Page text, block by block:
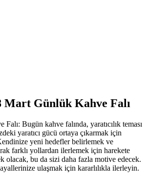
Mart Günlük Kahve Falı
Bugün kahve falında, yaratıcılık teması
yaratıcı gücü ortaya çıkarmak için
yeni hedefler belirlemek ve
farklı yollardan ilerlemek için harekete
olacak, bu da sizi daha fazla motive edecek.
ulaşmak için kararlılıkla ilerleyin.